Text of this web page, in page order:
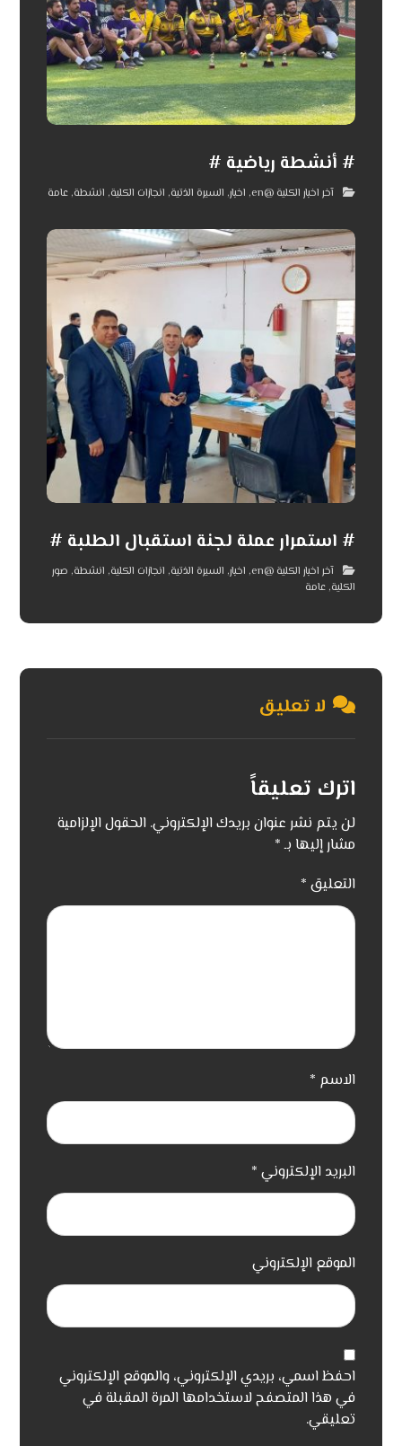
# أنشطة رياضية #
آخر اخبار الكلية @en , اخبار, السيرة الذتية, انجازات الكلية, انشطة,عامة
# استمرار عملة لجنة استقبال الطلبة #
آخر اخبار الكلية @en , اخبار, السيرة الذتية, انجازات الكلية, انشطة, صور
الكلية,عامة
لا تعليق
اترك تعليقاً
لن يتم نشر عنوان بريدك الإلكتروني. الحقول الإلزامية
مشار إليها بـ*
التعليق *
الاسم *
البريد الإلكتروني *
الموقع الإلكتروني
احفظ اسمي، بريدي الإلكتروني، والموقع الإلكتروني
في هذا المتصفح لاستخدامها المرة المقبلة في
تعليقي.